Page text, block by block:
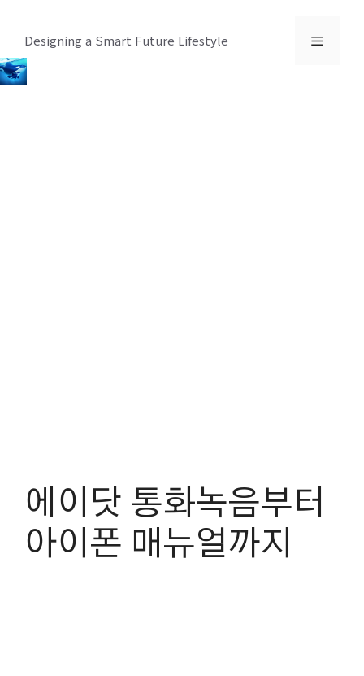
츠
로
Designing a Smart Future Lifestyle 메
에이닷 통화녹음부터
아이폰 매뉴얼까지